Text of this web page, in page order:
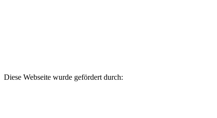
Diese Webseite wurde gefördert durch: